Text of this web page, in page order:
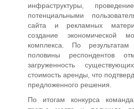
инфраструктуры,
потенциальными
сайта и рекламных
создание экономической
комплекса. По
половины респондентов
загруженность
стоимость аренды, что
предложенного решения.
По итогам конкурса